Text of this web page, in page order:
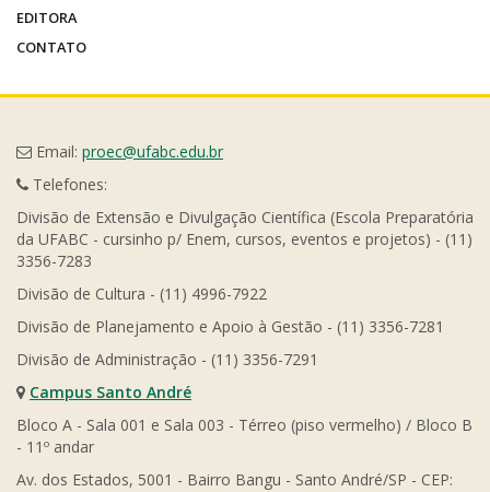
EDITORA
CONTATO
Email: proec@ufabc.edu.br
Telefones:
Divisão de Extensão e Divulgação Científica (Escola Preparatória
da UFABC - cursinho p/ Enem, cursos, eventos e projetos) - (11)
3356-7283
Divisão de Cultura - (11) 4996-7922
Divisão de Planejamento e Apoio à Gestão - (11) 3356-7281
Divisão de Administração - (11) 3356-7291
Campus Santo André
Bloco A - Sala 001 e Sala 003 - Térreo (piso vermelho) / Bloco B
- 11º andar
Av. dos Estados, 5001 - Bairro Bangu - Santo André/SP - CEP: